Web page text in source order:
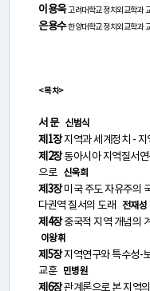
이용욱고려대학교 정치외교학과
은용수한양대학교 정치외교학과
<목 차>
서 문 신범식
제1장지역과 세계정치 -
제2장동아시아 지역질서
으로
신욱희
제3장미국 주도 자유주의
다권역 질서의 도래
전재성
제4장중국적 지역 개념의
이왕휘
제5장지역연구와 특수성-
교훈
민병원
제6장관계론으로 본 지역